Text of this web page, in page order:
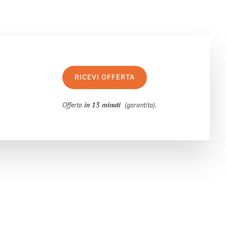
RICEVI OFFERTA
Offertain 15 minuti (garantita).